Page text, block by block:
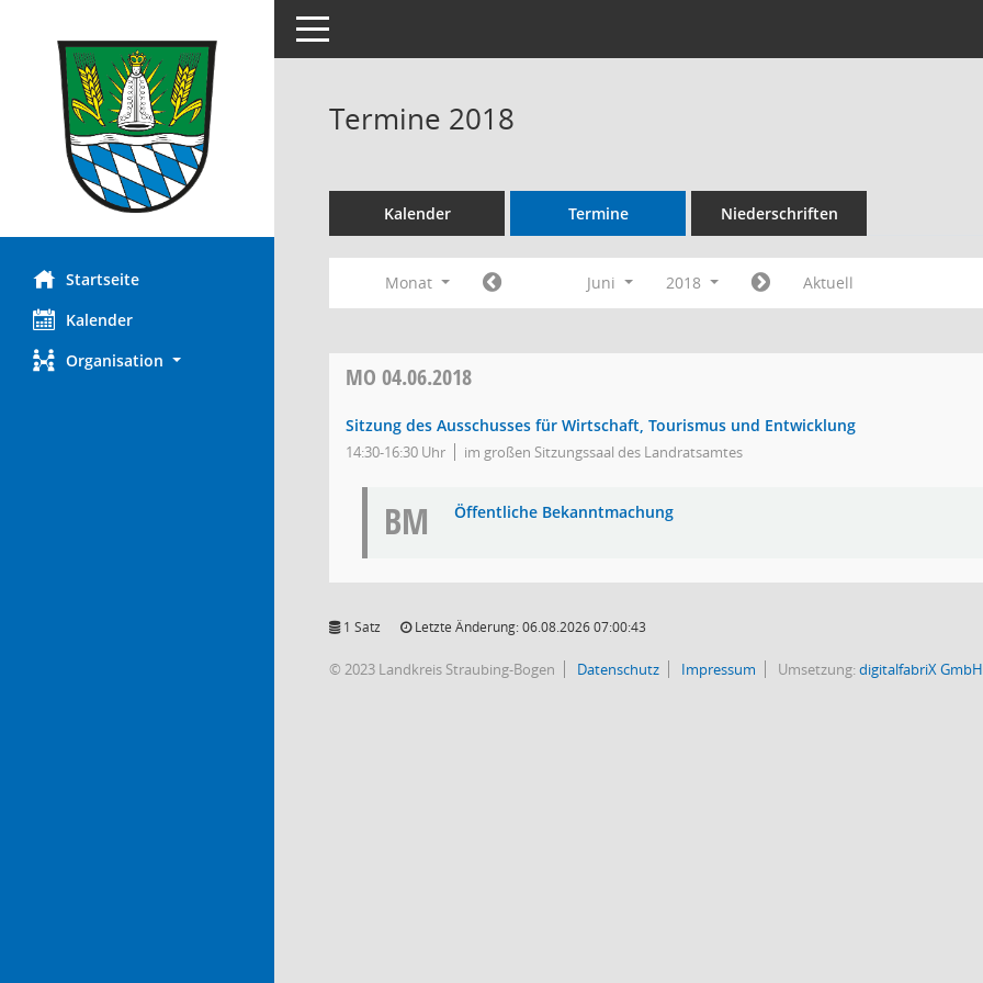
Startseite
Kalender
Organisation
Toggle navigation
Termine 2018
Kalender Termine Niederschriften
Monat Juni 2018 Aktuell
MO 04.06.2018
Sitzung des Ausschusses für Wirtschaft, Tourismus und Entwicklung
14:30-16:30 Uhr im großen Sitzungssaal des Landratsamtes
BM Öffentliche Bekanntmachung
1 Satz Letzte Änderung: 06.08.2026 07:00:43
© 2023 Landkreis Straubing-Bogen Datenschutz Impressum Umsetzung:digitalfabriX GmbH